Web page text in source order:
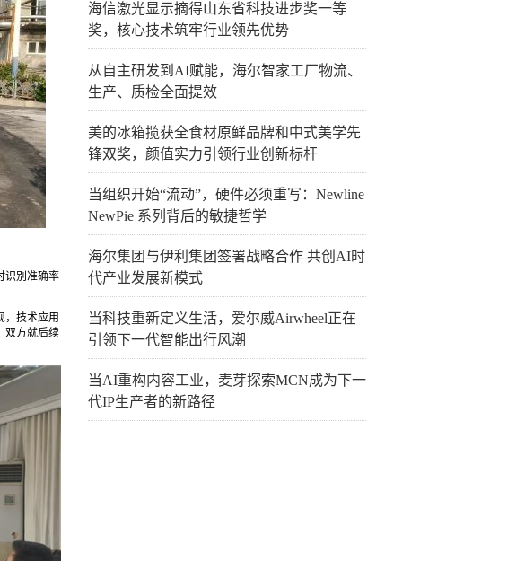
识别准确率
，技术应用
双方就后续
海信激光显示摘得山东省科技进步奖一等
奖，核心技术筑牢行业领先优势
从自主研发到AI赋能，海尔智家工厂物流、
生产、质检全面提效
美的冰箱揽获全食材原鲜品牌和中式美学先
锋双奖，颜值实力引领行业创新标杆
当组织开始“流动”，硬件必须重写：Newline
NewPie 系列背后的敏捷哲学
海尔集团与伊利集团签署战略合作 共创AI时
代产业发展新模式
当科技重新定义生活，爱尔威Airwheel正在
引领下一代智能出行风潮
当AI重构内容工业，麦芽探索MCN成为下一
代IP生产者的新路径